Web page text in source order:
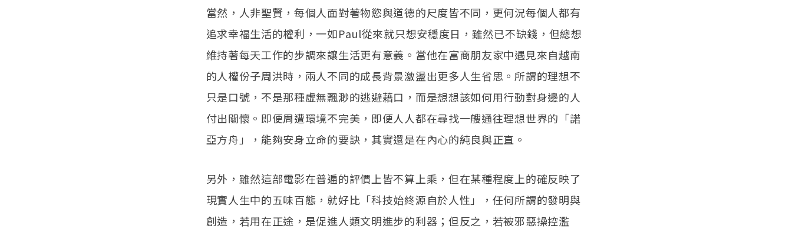
當然，人非聖賢，每個人面對著物慾與道德的尺度皆不同，更何況每個人都有
追求幸福生活的權利，一如Paul從來就只想安穩度日，雖然已不缺錢，但總想
維持著每天工作的步調來讓生活更有意義。當他在富商朋友家中遇見來自越南
的人權份子周洪時，兩人不同的成長背景激盪出更多人生省思。所謂的理想不
只是口號，不是那種虛無飄渺的逃避藉口，而是想想該如何用行動對身邊的人
付出關懷。即便周遭環境不完美，即便人人都在尋找一艘通往理想世界的「諾
亞方舟」，能夠安身立命的要訣，其實還是在內心的純良與正直。
另外，雖然這部電影在普遍的評價上皆不算上乘，但在某種程度上的確反映了
現實人生中的五味百態，就好比「科技始終源自於人性」，任何所謂的發明與
創造，若用在正途，是促進人類文明進步的利器；但反之，若被邪惡操控濫